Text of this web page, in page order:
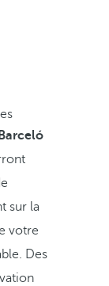
Barceló
sur la
votre
Des